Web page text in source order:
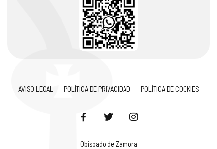
AVISO LEGAL POLÍTICA DE PRIVACIDAD POLÍTICA DE COOKIES
Obispado de Zamora